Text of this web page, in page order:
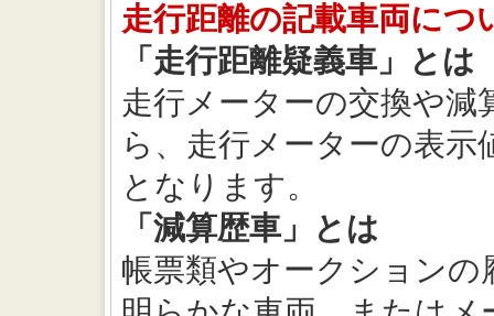
走行距離の記載車両につ
「走行距離疑義車」とは
走行メーターの交換や減
ら、走行メーターの表
となります。
「減算歴車」とは
帳票類やオークションの